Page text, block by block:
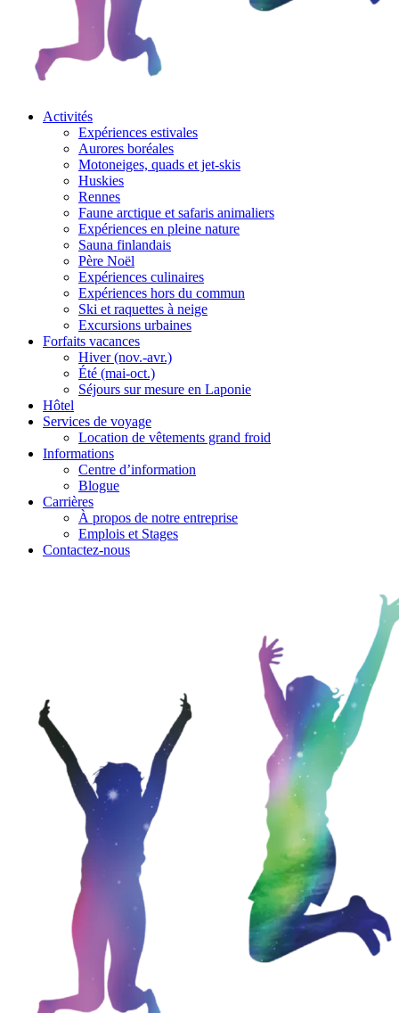
Activités
Expériences estivales
Aurores boréales
Motoneiges, quads et jet-skis
Huskies
Rennes
Faune arctique et safaris animaliers
Expériences en pleine nature
Sauna finlandais
Père Noël
Expériences culinaires
Expériences hors du commun
Ski et raquettes à neige
Excursions urbaines
Forfaits vacances
Hiver (nov.-avr.)
Été (mai-oct.)
Séjours sur mesure en Laponie
Hôtel
Services de voyage
Location de vêtements grand froid
Informations
Centre d’information
Blogue
Carrières
À propos de notre entreprise
Emplois et Stages
Contactez-nous